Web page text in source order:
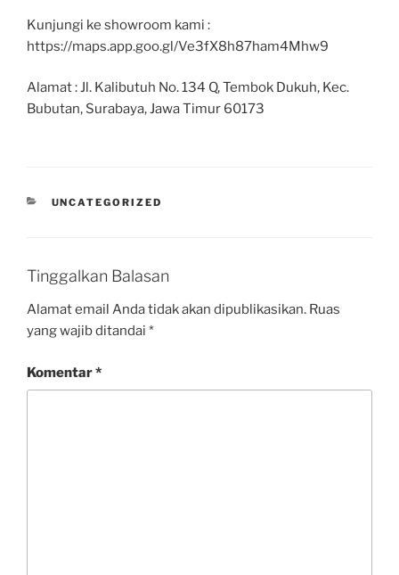
Kunjungi ke showroom kami :
https://maps.app.goo.gl/Ve3fX8h87ham4Mhw9
Alamat : Jl. Kalibutuh No. 134 Q, Tembok Dukuh, Kec.
Bubutan, Surabaya, Jawa Timur 60173
UNCATEGORIZED
Tinggalkan Balasan
Alamat email Anda tidak akan dipublikasikan. Ruas
yang wajib ditandai *
Komentar*